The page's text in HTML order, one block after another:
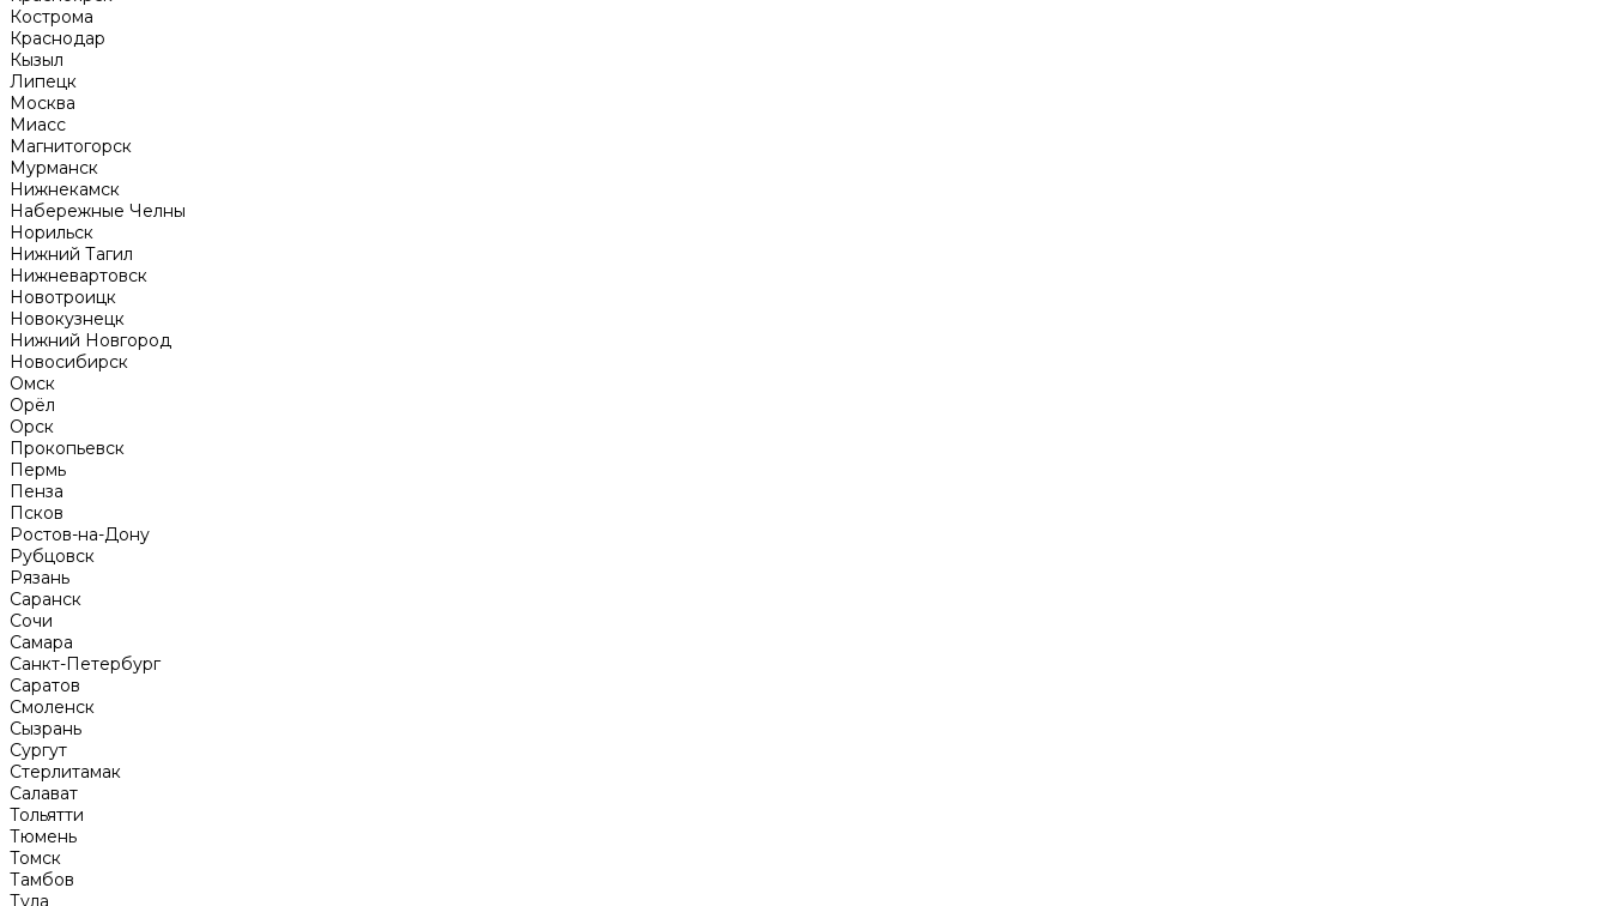
Кострома
Краснодар
Кызыл
Липецк
Москва
Миасс
Магнитогорск
Мурманск
Нижнекамск
Набережные Челны
Норильск
Нижний Тагил
Нижневартовск
Новотроицк
Новокузнецк
Нижний Новгород
Новосибирск
Омск
Орёл
Орск
Прокопьевск
Пермь
Пенза
Псков
Ростов-на-Дону
Рубцовск
Рязань
Саранск
Сочи
Самара
Санкт-Петербург
Саратов
Смоленск
Сызрань
Сургут
Стерлитамак
Салават
Тольятти
Тюмень
Томск
Тамбов
Тула